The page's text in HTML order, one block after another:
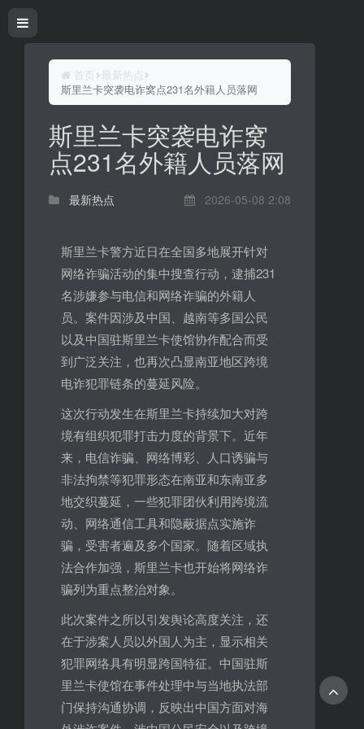
首页
最新热点
斯里兰卡突袭电诈窝点231名外籍人员落网
斯里兰卡突袭电诈窝
点231名外籍人员落网
最新热点 2026-05-08 2:08
斯里兰卡警方近日在全国多地展开针对
网络诈骗活动的集中搜查行动，逮捕231
名涉嫌参与电信和网络诈骗的外籍人
员。案件因涉及中国、越南等多国公民
以及中国驻斯里兰卡使馆协作配合而受
到广泛关注，也再次凸显南亚地区跨境
电诈犯罪链条的蔓延风险。
这次行动发生在斯里兰卡持续加大对跨
境有组织犯罪打击力度的背景下。近年
来，电信诈骗、网络博彩、人口诱骗与
非法拘禁等犯罪形态在南亚和东南亚多
地交织蔓延，一些犯罪团伙利用跨境流
动、网络通信工具和隐蔽据点实施诈
骗，受害者遍及多个国家。随着区域执
法合作加强，斯里兰卡也开始将网络诈
骗列为重点整治对象。
此次案件之所以引发舆论高度关注，还
在于涉案人员以外国人为主，显示相关
犯罪网络具有明显跨国特征。中国驻斯
里兰卡使馆在事件处理中与当地执法部
门保持沟通协调，反映出中国方面对海